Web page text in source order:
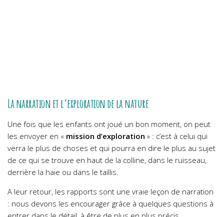
La narration et l’exploration de la nature
Une fois que les enfants ont joué un bon moment, on peut
les envoyer en « mission d’exploration » : c’est à celui qui
verra le plus de choses et qui pourra en dire le plus au sujet
de ce qui se trouve en haut de la colline, dans le ruisseau,
derrière la haie ou dans le taillis.
A leur retour, les rapports sont une vraie leçon de narration
: nous devons les encourager grâce à quelques questions à